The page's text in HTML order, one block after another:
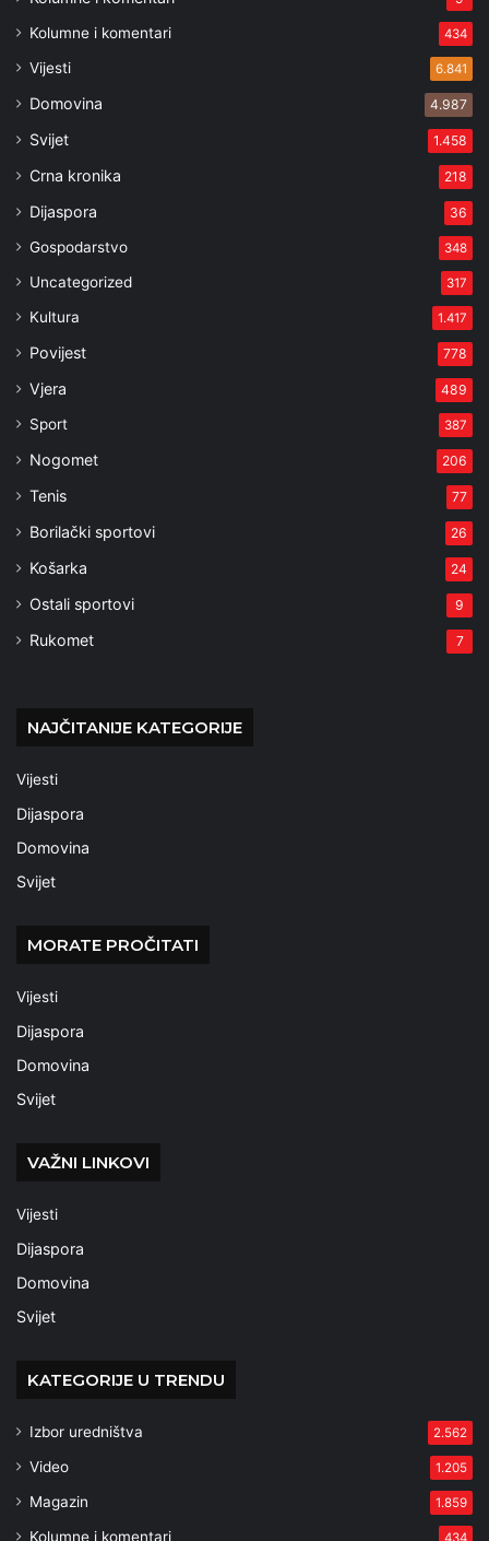
Kolumne i komentari 434
Vijesti 6.841
Domovina 4.987
Svijet 1.458
Crna kronika 218
Dijaspora 36
Gospodarstvo 348
Uncategorized 317
Kultura 1.417
Povijest 778
Vjera 489
Sport 387
Nogomet 206
Tenis 77
Borilački sportovi 26
Košarka 24
Ostali sportovi 9
Rukomet 7
NAJČITANIJE KATEGORIJE
Vijesti
Dijaspora
Domovina
Svijet
MORATE PROČITATI
Vijesti
Dijaspora
Domovina
Svijet
VAŽNI LINKOVI
Vijesti
Dijaspora
Domovina
Svijet
KATEGORIJE U TRENDU
Izbor uredništva 2.562
Video 1.205
Magazin 1.859
Kolumne i komentari